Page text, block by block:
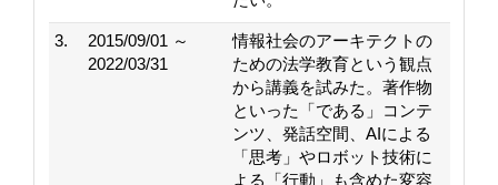
3.
2015/09/01 ～
2022/03/31
情報社会のアーキテクトの
ための法学教育という観点
から講義を試みた。著作物
といった「である」コンテ
ンツ、発話空間、AIによる
「思考」やロボット技術に
よる「行動」も含めた変容